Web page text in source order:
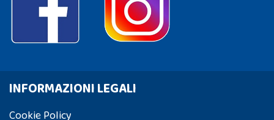
INFORMAZIONI LEGALI
Cookie Policy